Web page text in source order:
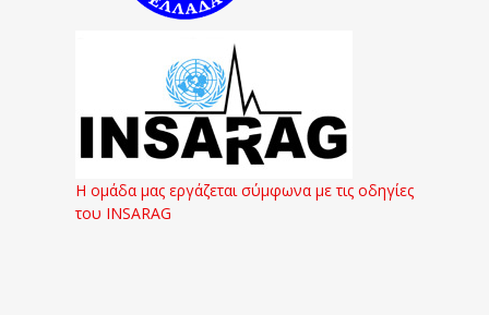
Η ομάδα μας εργάζεται σύμφωνα με τις οδηγίες
του INSARAG